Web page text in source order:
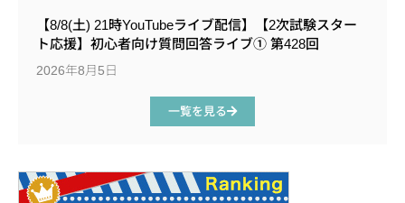
【8/8(土) 21時YouTubeライブ配信】【2次試験スター
ト応援】初心者向け質問回答ライブ① 第428回
2026年8月5日
一覧を見る